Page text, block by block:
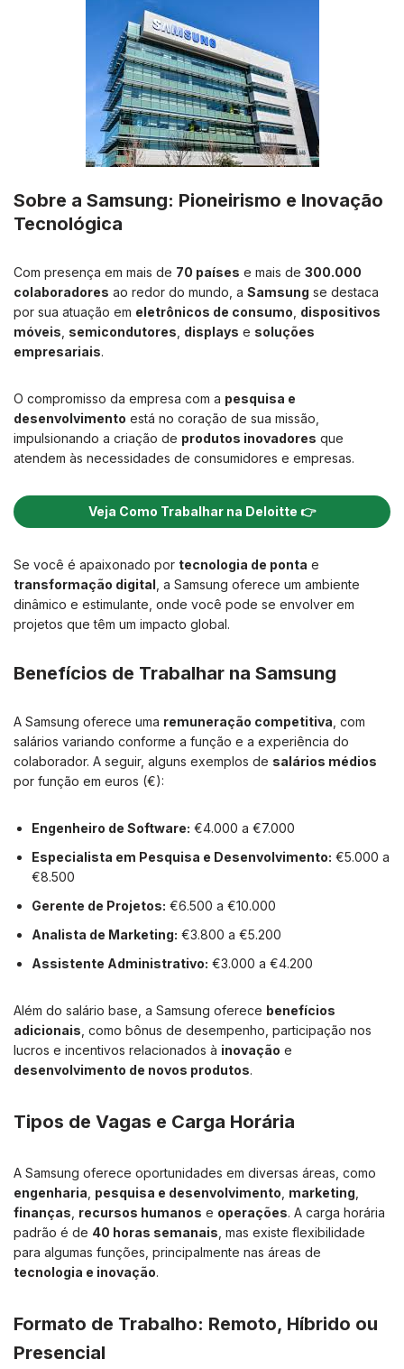
Sobre a Samsung: Pioneirismo e Inovação
Tecnológica
Com presença em mais de 70 países e mais de 300.000
colaboradores ao redor do mundo, a Samsung se destaca
por sua atuação em eletrônicos de consumo dispositivos
móveis semicondutores displays e soluções
empresariais.
O compromisso da empresa com a pesquisa e
desenvolvimento está no coração de sua missão,
impulsionando a criação de produtos inovadores que
atendem às necessidades de consumidores e empresas.
Veja Como Trabalhar na Deloitte 👉
Se você é apaixonado por tecnologia de ponta e
transformação digital , a Samsung oferece um ambiente
dinâmico e estimulante, onde você pode se envolver em
projetos que têm um impacto global.
Benefícios de Trabalhar na Samsung
A Samsung oferece uma remuneração competitiva , com
salários variando conforme a função e a experiência do
colaborador. A seguir, alguns exemplos de salários médios
por função em euros (€):
Engenheiro de Software: €4.000 a €7.000
Especialista em Pesquisa e Desenvolvimento: €5.000 a
€8.500
Gerente de Projetos: €6.500 a €10.000
Analista de Marketing: €3.800 a €5.200
Assistente Administrativo: €3.000 a €4.200
Além do salário base, a Samsung oferece benefícios
adicionais , como bônus de desempenho, participação nos
lucros e incentivos relacionados à inovação e
desenvolvimento de novos produtos.
Tipos de Vagas e Carga Horária
A Samsung oferece oportunidades em diversas áreas, como
engenharia pesquisa e desenvolvimento marketing
finanças recursos humanos e operações. A carga horária
padrão é de 40 horas semanais , mas existe flexibilidade
para algumas funções, principalmente nas áreas de
tecnologia e inovação.
Formato de Trabalho: Remoto, Híbrido ou
Presencial